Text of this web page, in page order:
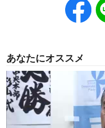
あなたにオススメ